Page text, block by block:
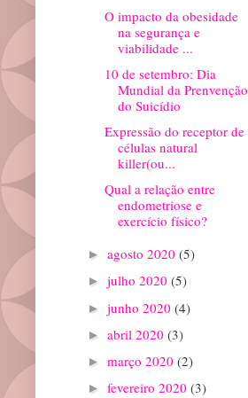
O impacto da obesidade
na segurança e
viabilidade ...
10 de setembro: Dia
Mundial da Prenvenção
do Suicídio
Expressão do receptor de
células natural
killer(ou...
Qual a relação entre
endometriose e
exercício físico?
► agosto 2020 (5)
► julho 2020 (5)
► junho 2020 (4)
► abril 2020 (3)
► março 2020 (2)
► fevereiro 2020 (3)